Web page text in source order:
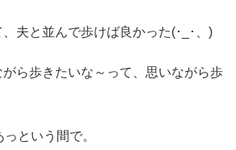
夫と並んで歩けば良かった(･_･、)
ら歩きたいな～って、思いながら歩
という間で。